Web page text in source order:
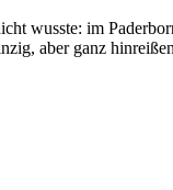
wusste: im
aber ganz